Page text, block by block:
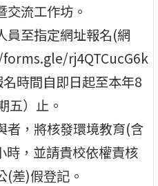
交流工作坊。
員至指定網址報名(網
rj4QTCucG6k
時間自即日起至本年8
五）止。
者，將核發環境教育(含
時，並請貴校依權責核
(差)假登記。